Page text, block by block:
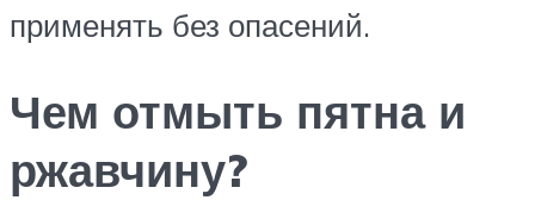
применять без опасений.
Чем отмыть пятна и
ржавчину?